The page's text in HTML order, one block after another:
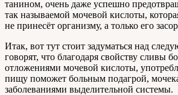
танином, очень даже успешно
так называемой мочевой кислоты,
не принесёт организму, а только его
Итак, вот тут стоит задуматься над
говорят, что благодаря свойству сливы
отложениями мочевой кислоты,
пищу поможет больным подагрой,
заболеваниями выделительной системы.